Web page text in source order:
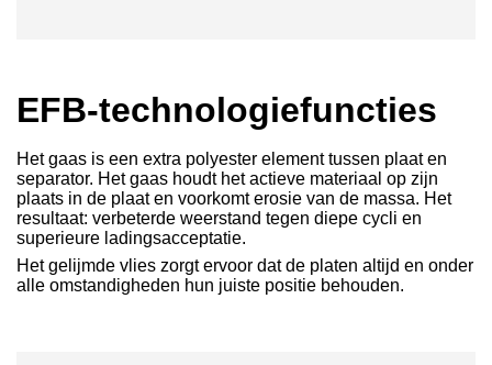
EFB-technologiefuncties
Het gaas is een extra polyester element tussen plaat en
separator. Het gaas houdt het actieve materiaal op zijn
plaats in de plaat en voorkomt erosie van de massa. Het
resultaat: verbeterde weerstand tegen diepe cycli en
superieure ladingsacceptatie.
Het gelijmde vlies zorgt ervoor dat de platen altijd en onder
alle omstandigheden hun juiste positie behouden.